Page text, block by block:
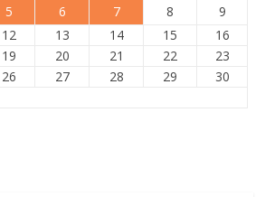
5 6 7 8
9
12 13 14 15
16
19 20 21 22
23
26 27 28 29
30